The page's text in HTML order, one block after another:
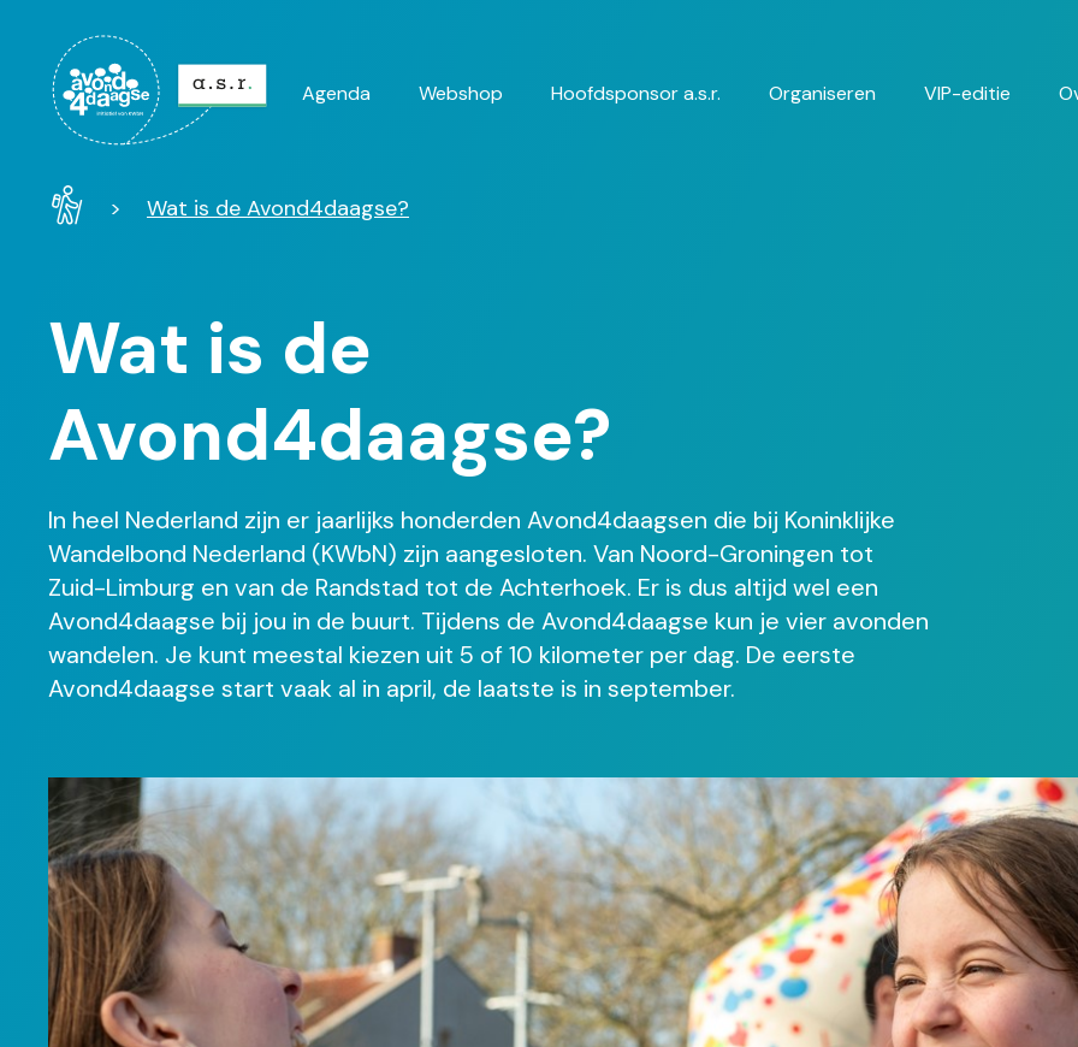
Hoofdnavigatie
Agenda Webshop Hoofdsponsor a.s.r. Organiseren VIP-editie
Avond4Daagse
Wat is de Avond4daagse?
Wat is de
Avond4daagse?
In heel Nederland zijn er jaarlijks honderden Avond4daagsen die bij Koninklijke
Wandelbond Nederland (KWbN) zijn aangesloten. Van Noord-Groningen tot
Zuid-Limburg en van de Randstad tot de Achterhoek. Er is dus altijd wel een
Avond4daagse bij jou in de buurt. Tijdens de Avond4daagse kun je vier avonden
wandelen. Je kunt meestal kiezen uit 5 of 10 kilometer per dag. De eerste
Avond4daagse start vaak al in april, de laatste is in september.